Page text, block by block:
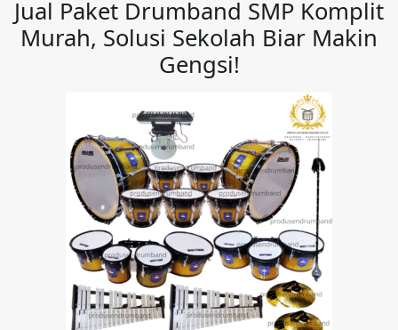
Jual Paket Drumband SMP Komplit
Murah, Solusi Sekolah Biar Makin
Gengsi!